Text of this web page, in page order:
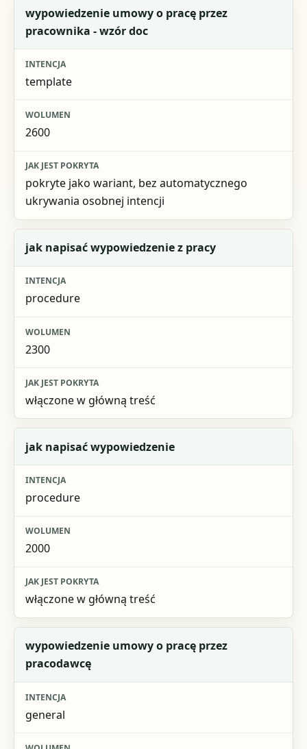
Fraza
Intencja
Wolumen
wypowiedzenie umowy o pracę przez
pracownika - wzór doc
template
2600
pokryte jako wariant, bez automatycznego
ukrywania osobnej intencji
jak napisać wypowiedzenie z pracy
procedure
2300
włączone w główną treść
jak napisać wypowiedzenie
procedure
2000
włączone w główną treść
wypowiedzenie umowy o pracę przez
pracodawcę
general